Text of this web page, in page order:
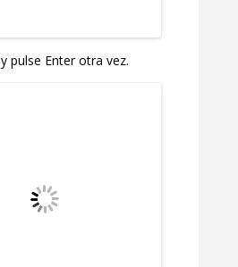
y pulse Enter otra vez.